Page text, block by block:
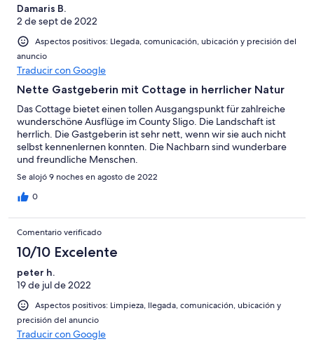
Damaris B.
2 de sept de 2022
Aspectos positivos: Llegada, comunicación, ubicación y precisión del
anuncio
Traducir con Google
Nette Gastgeberin mit Cottage in herrlicher Natur
Das Cottage bietet einen tollen Ausgangspunkt für zahlreiche
wunderschöne Ausflüge im County Sligo. Die Landschaft ist
herrlich. Die Gastgeberin ist sehr nett, wenn wir sie auch nicht
selbst kennenlernen konnten. Die Nachbarn sind wunderbare
und freundliche Menschen.
Se alojó 9 noches en agosto de 2022
0
Comentario verificado
10/10 Excelente
peter h.
19 de jul de 2022
Aspectos positivos: Limpieza, llegada, comunicación, ubicación y
precisión del anuncio
Traducir con Google